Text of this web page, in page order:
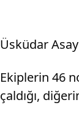
Üsküdar
Ekiplerin 46
çaldığı,